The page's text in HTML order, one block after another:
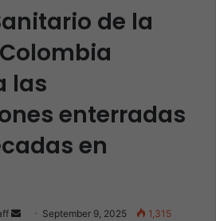
de la
las
enterradas
en
Send September 9, 2025 1,315